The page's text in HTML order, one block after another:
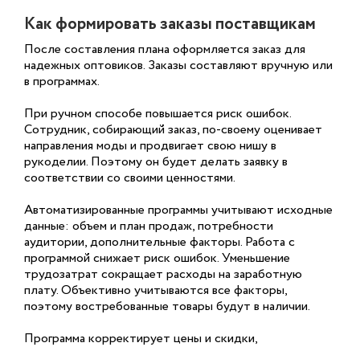
Как формировать заказы поставщикам
После составления плана оформляется заказ для
надежных оптовиков. Заказы составляют вручную или
в программах.
При ручном способе повышается риск ошибок.
Сотрудник, собирающий заказ, по-своему оценивает
направления моды и продвигает свою нишу в
рукоделии. Поэтому он будет делать заявку в
соответствии со своими ценностями.
Автоматизированные программы учитывают исходные
данные: объем и план продаж, потребности
аудитории, дополнительные факторы. Работа с
программой снижает риск ошибок. Уменьшение
трудозатрат сокращает расходы на заработную
плату. Объективно учитываются все факторы,
поэтому востребованные товары будут в наличии.
Программа корректирует цены и скидки,